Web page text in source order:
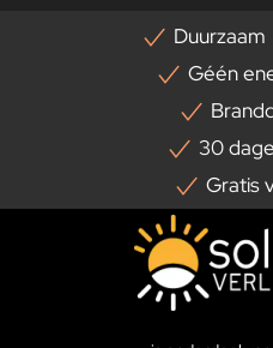
Duurzaam
Géén
30
Gratis